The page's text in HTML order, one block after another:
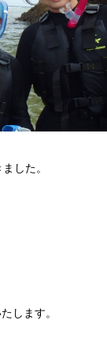
した。
します。